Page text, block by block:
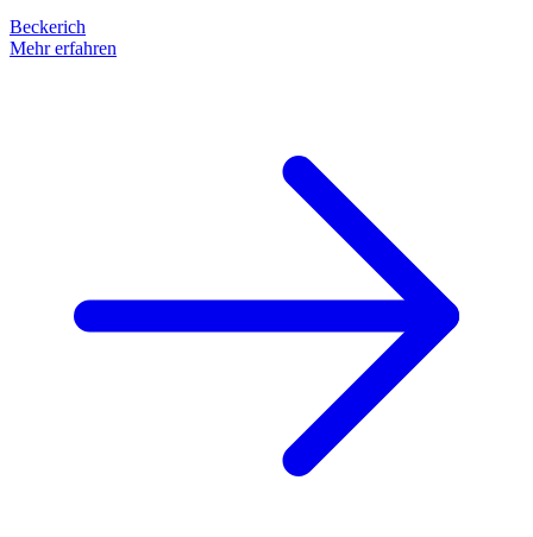
Beckerich
Mehr erfahren